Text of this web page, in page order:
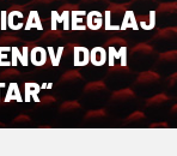
MEGLAJ
DOM